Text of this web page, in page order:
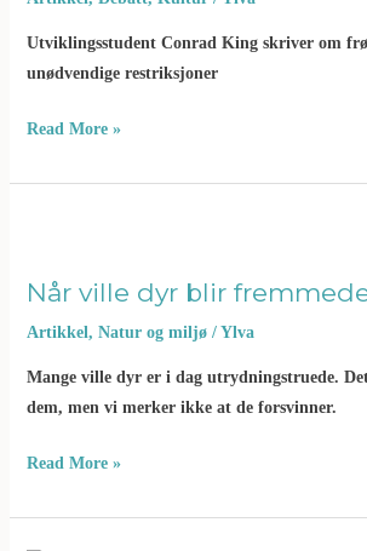
Utviklingsstudent Conrad King skriver om
unødvendige restriksjoner
Read More »
Når ville dyr blir
Artikkel, Natur og miljø/ Ylva
Mange ville dyr er i dag utrydningstruede.
dem, men vi merker ikke at de forsvinner.
blir
fremmede
Read More »